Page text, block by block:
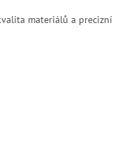
materiálů a precizní